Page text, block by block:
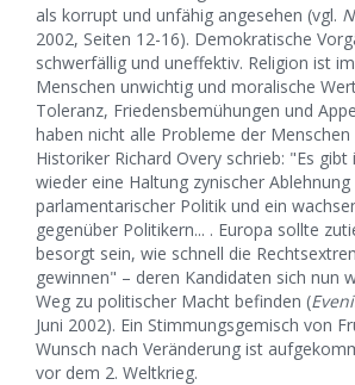
als korrupt und unfähig angesehen (vgl.
2002, Seiten 12-16). Demokratische
schwerfällig und uneffektiv. Religion ist
Menschen unwichtig und moralische
Toleranz, Friedensbemühungen und
haben nicht alle Probleme der
Historiker Richard Overy schrieb: "Es gibt
wieder eine Haltung zynischer
parlamentarischer Politik und ein
gegenüber Politikern... . Europa sollte
besorgt sein, wie schnell die
gewinnen" – deren Kandidaten sich nun
Weg zu politischer Macht befinden (
Juni 2002). Ein Stimmungsgemisch von
Wunsch nach Veränderung ist
vor dem 2. Weltkrieg.